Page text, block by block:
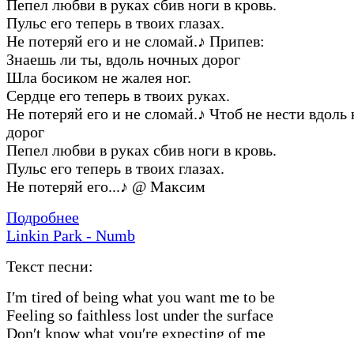
Пепел любви в руках сбив ноги в кровь.
Пульс его теперь в твоих глазах.
Не потеряй его и не сломай.♪ Припев:
Знаешь ли ты, вдоль ночных дорог
Шла босиком не жалея ног.
Сердце его теперь в твоих руках.
Не потеряй его и не сломай.♪ Чтоб не нести вдоль
дорог
Пепел любви в руках сбив ноги в кровь.
Пульс его теперь в твоих глазах.
Не потеряй его...♪ @ Максим
Подробнее
Linkin Park - Numb
Текст песни:
I′m tired of being what you want me to be
Feeling so faithless lost under the surface
Don′t know what you′re expecting of me